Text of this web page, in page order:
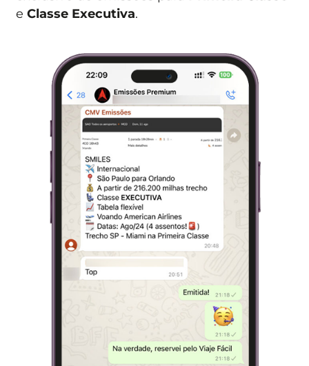
eClasse Executiva.